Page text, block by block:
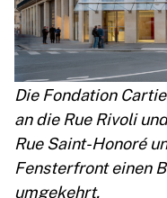
Die Fondation
an die Rue Rivoli
Rue Saint-Honoré
Fensterfront einen
umgekehrt.